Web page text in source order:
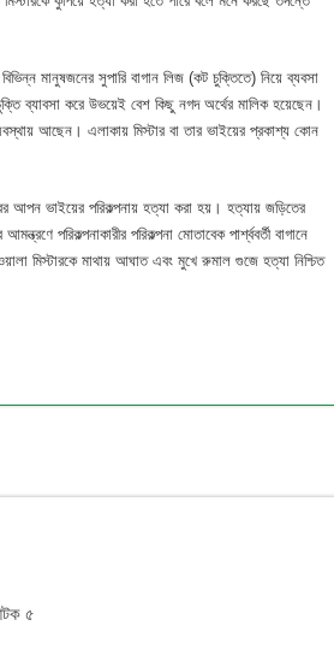
মানুষজনের সুপারি বাগান লিজ (কট চুক্তিতে) নিয়ে ব্যবসা
ব্যাবসা করে উভয়েই বেশ কিছু নগদ অর্থের মালিক হয়েছেন।
অবস্থায় আছেন। এলাকায় মিস্টার বা তার ভাইয়ের প্রকাশ্য কোন
আপন ভাইয়ের পরিকল্পনায় হত্যা করা হয়। হত্যায় জড়িতের
পরিকল্পনাকারীর পরিকল্পনা মোতাবেক পার্শ্ববর্তী বাগানে
মিস্টারকে মাথায় আঘাত এবং মুখে রুমাল গুজে হত্যা নিশ্চিত
৫